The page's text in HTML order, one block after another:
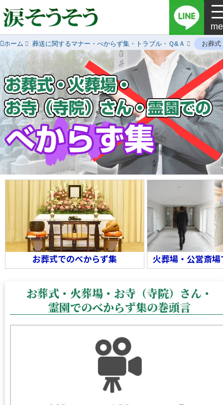
ホーム 葬送に関するマナー・べからず集・トラブル・Ｑ&Ａ お葬式
お葬式でのべからず集 火葬場・公営斎場
お葬式・火葬場・お寺（寺院）さん・
霊園でのべからず集の巻頭言